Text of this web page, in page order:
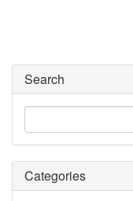
Search
Categories